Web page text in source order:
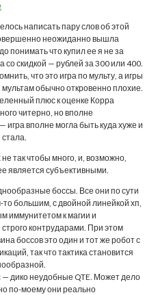
написать пару слов об этой
неожиданно вышла
понимать что купил ее я не за
со скидкой — рублей за 300 или 400.
что это игра по мульту, а игры
обычно откровенно плохие.
плюс к оценке Корра
читерно, но вполне
игра вполне могла быть куда хуже и
так чтобы много, и, возможно,
является субъективными.
боссы. Все они по сути
большим, с двойной линейкой хп,
иммунитетом к магии и
контрударами. При этом
боссов это один и тот же робот с
так что тактика становится
— дико неудобные QTE. Может дело
по-моему они реально